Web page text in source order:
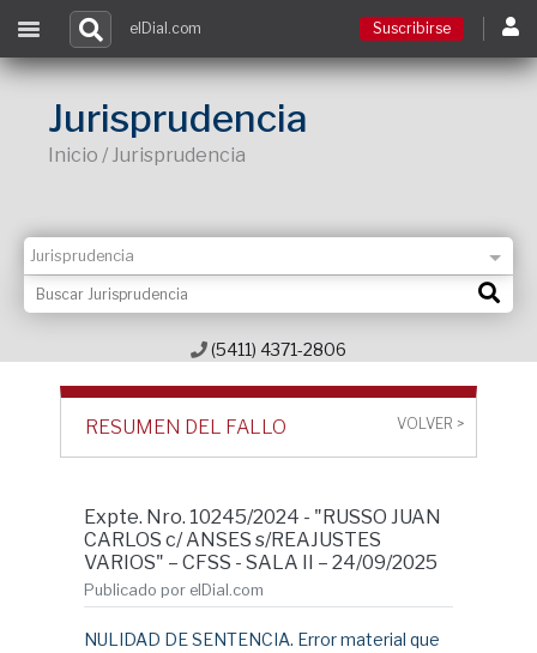
Contacto
elDial.com Suscribirse
Jurisprudencia
Inicio / Jurisprudencia
(5411) 4371-2806
RESUMEN DEL FALLO VOLVER >
Expte. Nro. 10245/2024 - "RUSSO JUAN
CARLOS c/ ANSES s/REAJUSTES
VARIOS" – CFSS - SALA II – 24/09/2025
Publicado por elDial.com
NULIDAD DE SENTENCIA. Error material que